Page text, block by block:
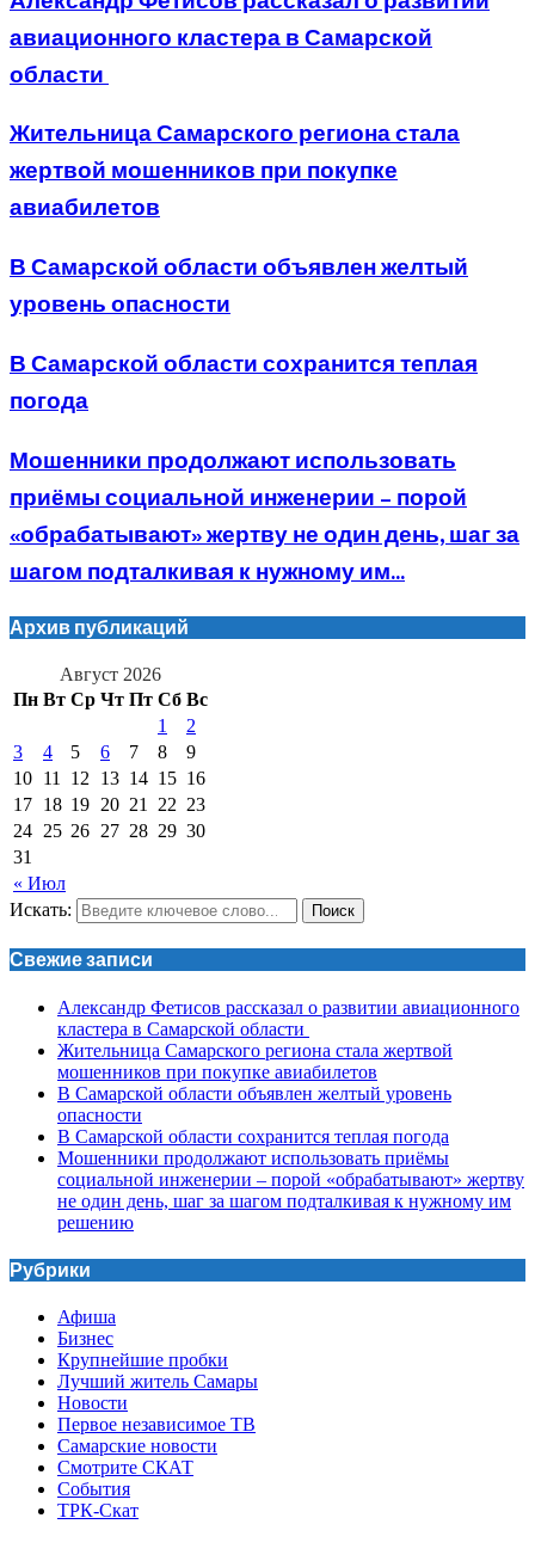
авиационного кластера в Самарской
области
Жительница Самарского региона стала
жертвой мошенников при покупке
авиабилетов
В Самарской области объявлен желтый
уровень опасности
В Самарской области сохранится теплая
погода
Мошенники продолжают использовать
приёмы социальной инженерии – порой
«обрабатывают» жертву не один день, шаг за
шагом подталкивая к нужному им...
Архив публикаций
Август 2026
Пн Вт Ср Чт Пт Сб Вс
« Июл
1
2
3
4 5 6 7 8
9
10 11 12 13 14 15 16
17 18 19 20 21 22 23
24 25 26 27 28 29 30
31
Искать: Поиск
Свежие записи
Александр Фетисов рассказал о развитии авиационного
кластера в Самарской области
Жительница Самарского региона стала жертвой
мошенников при покупке авиабилетов
В Самарской области объявлен желтый уровень
опасности
В Самарской области сохранится теплая погода
Мошенники продолжают использовать приёмы
социальной инженерии – порой «обрабатывают» жертву
не один день, шаг за шагом подталкивая к нужному им
решению
Рубрики
Афиша
Бизнес
Крупнейшие пробки
Лучший житель Самары
Новости
Первое независимое ТВ
Самарские новости
Смотрите СКАТ
События
ТРК-Скат